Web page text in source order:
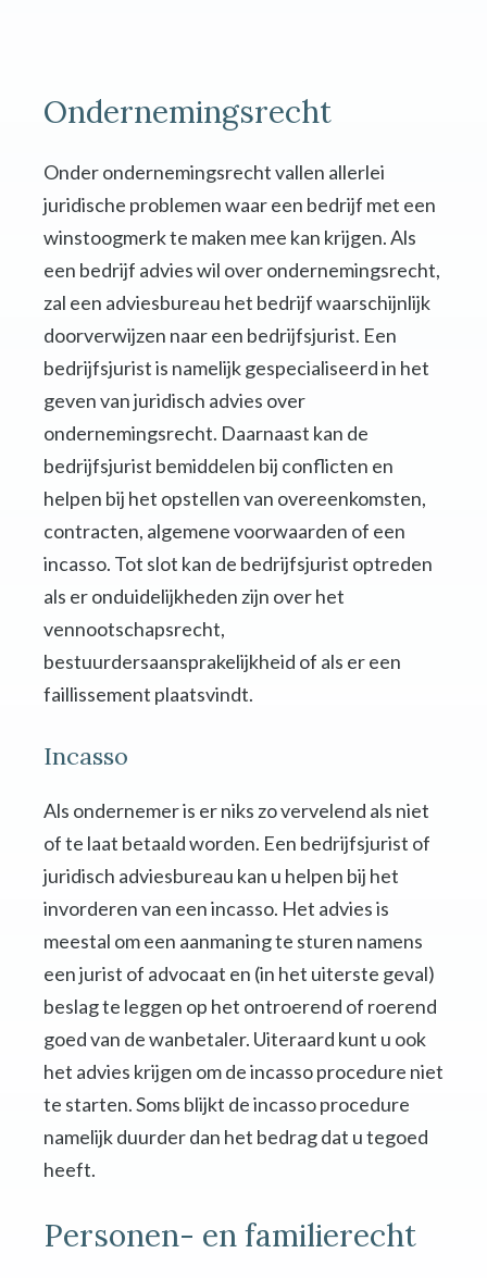
Ondernemingsrecht
Onder ondernemingsrecht vallen allerlei
juridische problemen waar een bedrijf met een
winstoogmerk te maken mee kan krijgen. Als
een bedrijf advies wil over ondernemingsrecht,
zal een adviesbureau het bedrijf waarschijnlijk
doorverwijzen naar een bedrijfsjurist. Een
bedrijfsjurist is namelijk gespecialiseerd in het
geven van juridisch advies over
ondernemingsrecht. Daarnaast kan de
bedrijfsjurist bemiddelen bij conflicten en
helpen bij het opstellen van overeenkomsten,
contracten, algemene voorwaarden of een
incasso. Tot slot kan de bedrijfsjurist optreden
als er onduidelijkheden zijn over het
vennootschapsrecht,
bestuurdersaansprakelijkheid of als er een
faillissement plaatsvindt.
Incasso
Als ondernemer is er niks zo vervelend als niet
of te laat betaald worden. Een bedrijfsjurist of
juridisch adviesbureau kan u helpen bij het
invorderen van een incasso. Het advies is
meestal om een aanmaning te sturen namens
een jurist of advocaat en (in het uiterste geval)
beslag te leggen op het ontroerend of roerend
goed van de wanbetaler. Uiteraard kunt u ook
het advies krijgen om de incasso procedure niet
te starten. Soms blijkt de incasso procedure
namelijk duurder dan het bedrag dat u tegoed
heeft.
Personen- en familierecht